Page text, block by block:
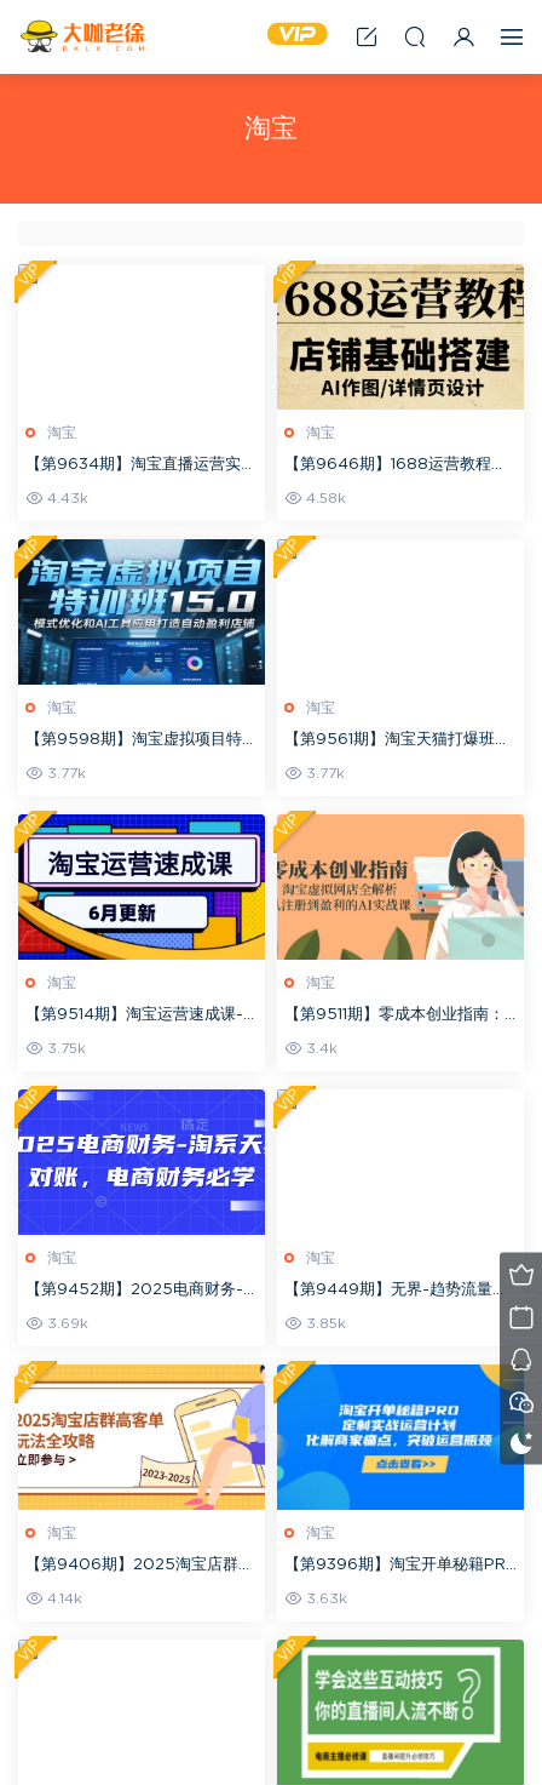
淘宝
淘宝
【第9634期】淘宝直播运营实操
课【商家】商家直播应该这么
4.43k
VIP
淘宝
【第9646期】1688运营教程，
助力商家提升流量与转化
4.58k
VIP
淘宝
【第9598期】淘宝虚拟项目特训
班15.0(更新2025)，适合新手或
3.77k
VIP
淘宝
【第9561期】淘宝天猫打爆班原
创高阶技术第70期：标品干爆
3.77k
VIP
淘宝
【第9514期】淘宝运营速成课-6
月，直通车六维玩法，引力魔方
3.75k
VIP
淘宝
【第9511期】零成本创业指南：
淘宝虚拟网店全解析，从注册到
3.4k
VIP
淘宝
【第9452期】2025电商财务-
淘系天猫对账，电商财务必学
3.69k
VIP
淘宝
【第9449期】无界-趋势流量矩
阵玩法，淘系线上精品课
3.85k
VIP
淘宝
【第9406期】2025淘宝店群高
客单玩法全攻略，把握高客单关
4.14k
VIP
淘宝
【第9396期】淘宝开单秘籍PR
O，定制实战运营计划，化解商
3.63k
VIP
VIP VIP